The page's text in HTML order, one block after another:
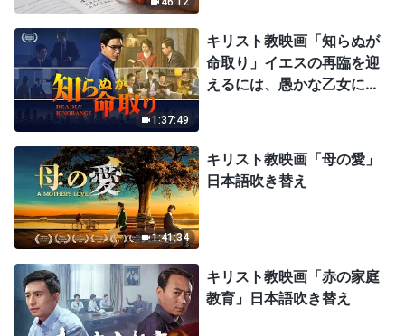
1:37:49
キリスト教映画「知らぬが
命取り」イエスの再臨を迎
えるには、愚かな乙女にな
1:41:34
キリスト教映画「母の愛」
日本語吹き替え
キリスト教映画「赤の家庭
教育」日本語吹き替え